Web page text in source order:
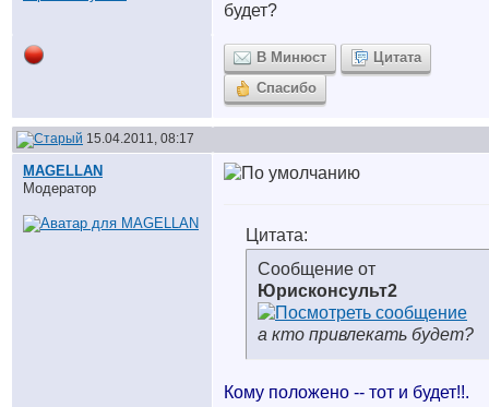
будет?
В Минюст
Цитата
Спасибо
15.04.2011, 08:17
MAGELLAN
Модератор
Цитата:
Сообщение от
Юрисконсульт2
а кто привлекать будет?
Кому положено -- тот и будет!!.